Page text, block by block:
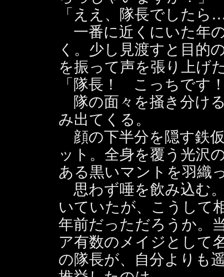
「ええ、隊長でした
一番に近くにいた年
く。少し見渡すと目的
を振って声を張り上げ
「隊長！ こっちです
隊の面々を掻き分け
み出てくる。
顔の下半分を隠す鉄
ット。全身を覆う光沢
ある黒いマントを羽織
思わず唾を飲み込む
いていたが、こうして
年前だっただろうか。
ア有数のメイジとして
の隊長が、自分よりも